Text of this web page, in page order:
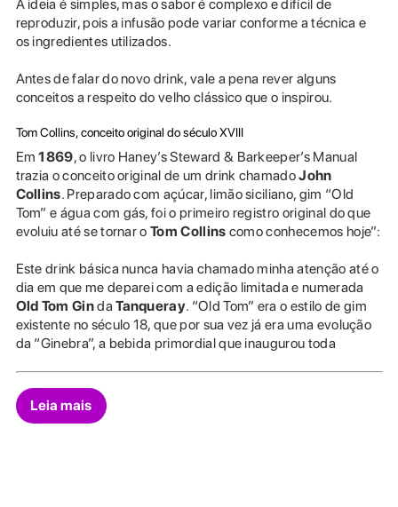
A ideia é simples, mas o sabor é complexo e difícil de
reproduzir, pois a infusão pode variar conforme a técnica e
os ingredientes utilizados.
Antes de falar do novo drink, vale a pena rever alguns
conceitos a respeito do velho clássico que o inspirou.
Tom Collins, conceito original do século XVIII
Em1869, o livro Haney’s Steward & Barkeeper’s Manual
trazia o conceito original de um drink chamadoJohn
Collins. Preparado com açúcar, limão siciliano, gim “Old
Tom” e água com gás, foi o primeiro registro original do que
evoluiu até se tornar oTom Collins como conhecemos hoje”:
Este drink básica nunca havia chamado minha atenção até o
dia em que me deparei com a edição limitada e numerada
Old Tom GindaTanqueray. “Old Tom” era o estilo de gim
existente no século 18, que por sua vez já era uma evolução
da “Ginebra”, a bebida primordial que inaugurou toda
Leia mais